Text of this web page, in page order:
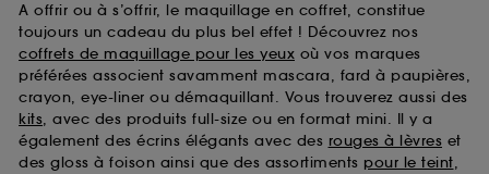
A offrir ou à s’offrir, le maquillage en coffret, constitue
toujours un cadeau du plus bel effet ! Découvrez nos
coffrets de maquillage pour les yeux où vos marques
préférées associent savamment mascara, fard à paupières,
crayon, eye-liner ou démaquillant. Vous trouverez aussi des
kits, avec des produits full-size ou en format mini. Il y a
également des écrins élégants avec des rouges à lèvres et
des gloss à foison ainsi que des assortiments pour le teint,